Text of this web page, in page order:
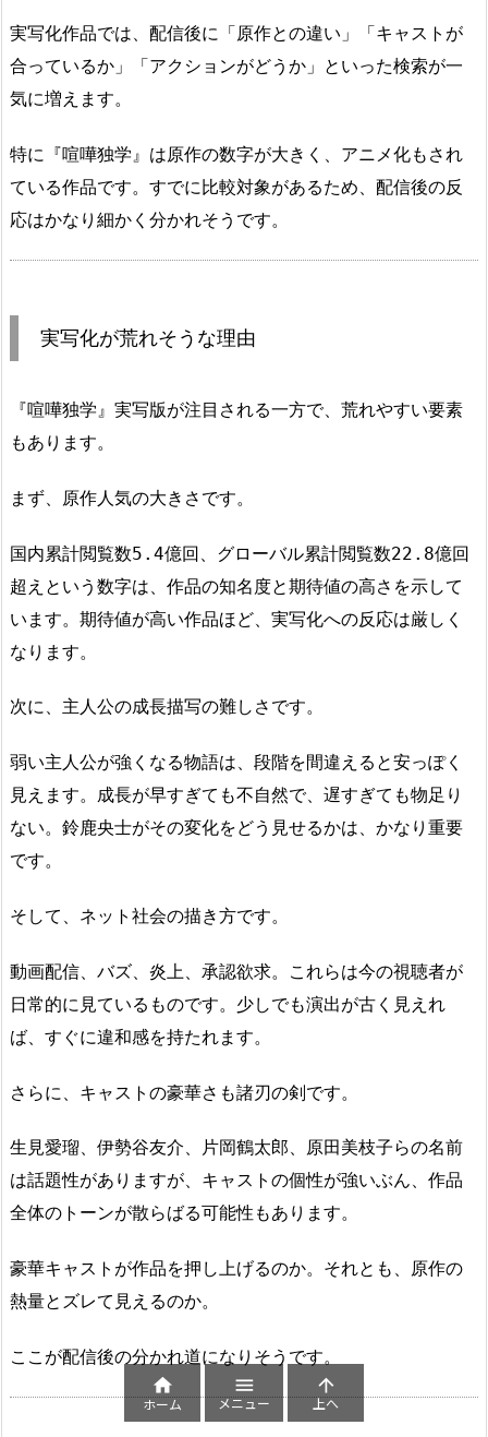
実写化作品では、配信後に「原作との違い」「キャストが
合っているか」「アクションがどうか」といった検索が一
気に増えます。
特に『喧嘩独学』は原作の数字が大きく、アニメ化もされ
ている作品です。すでに比較対象があるため、配信後の反
応はかなり細かく分かれそうです。
実写化が荒れそうな理由
『喧嘩独学』実写版が注目される一方で、荒れやすい要素
もあります。
まず、原作人気の大きさです。
国内累計閲覧数5.4億回、グローバル累計閲覧数22.8億回
超えという数字は、作品の知名度と期待値の高さを示して
います。期待値が高い作品ほど、実写化への反応は厳しく
なります。
次に、主人公の成長描写の難しさです。
弱い主人公が強くなる物語は、段階を間違えると安っぽく
見えます。成長が早すぎても不自然で、遅すぎても物足り
ない。鈴鹿央士がその変化をどう見せるかは、かなり重要
です。
そして、ネット社会の描き方です。
動画配信、バズ、炎上、承認欲求。これらは今の視聴者が
日常的に見ているものです。少しでも演出が古く見えれ
ば、すぐに違和感を持たれます。
さらに、キャストの豪華さも諸刃の剣です。
生見愛瑠、伊勢谷友介、片岡鶴太郎、原田美枝子らの名前
は話題性がありますが、キャストの個性が強いぶん、作品
全体のトーンが散らばる可能性もあります。
豪華キャストが作品を押し上げるのか。それとも、原作の
熱量とズレて見えるのか。
ここが配信後の分かれ道になりそうです。

ホーム

メニュー

上へ